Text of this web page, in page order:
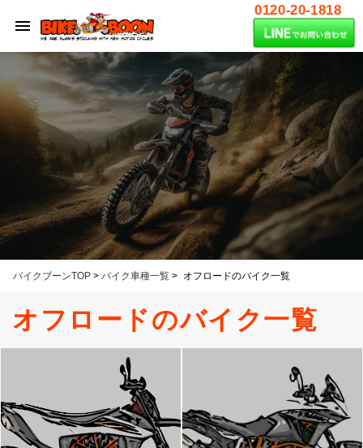
0120-20-1818
バイクブーンTOP > バイク車種一覧 > オフロードのバイク一覧
オフロードのバイク一覧